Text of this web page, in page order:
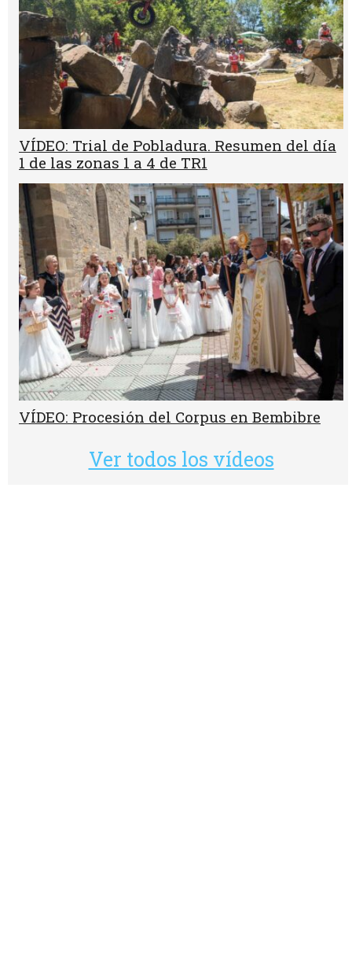
VÍDEO: Trial de Pobladura. Resumen del día
1 de las zonas 1 a 4 de TR1
VÍDEO: Procesión del Corpus en Bembibre
Ver todos los vídeos